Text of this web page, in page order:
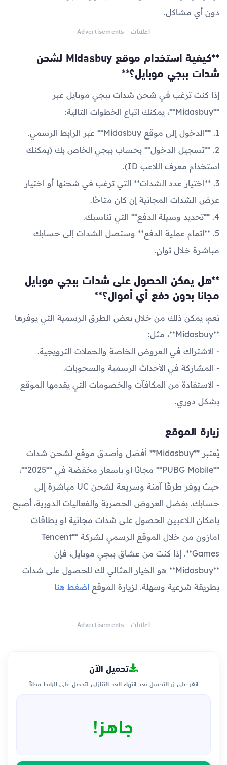
دون أي مشاكل.
اعلانات - Advertisements
**كيفية استخدام موقع Midasbuy لشحن
شدات ببجي موبايل؟**
إذا كنت ترغب في شحن شدات ببجي موبايل عبر
**Midasbuy**، يمكنك اتباع الخطوات التالية:
1. **الدخول إلى موقع Midasbuy** عبر الرابط الرسمي.
2. **تسجيل الدخول** بحساب ببجي الخاص بك (يمكنك
استخدام معرف اللاعب ID).
3. **اختيار عدد الشدات** التي ترغب في شحنها أو اختيار
عرض الشدات المجانية إن كان متاحًا.
4. **تحديد وسيلة الدفع** التي تناسبك.
5. **إتمام عملية الدفع** وستصل الشدات إلى حسابك
مباشرة خلال ثوانٍ.
**هل يمكن الحصول على شدات ببجي موبايل
مجانًا بدون دفع أي أموال؟**
نعم، يمكن ذلك من خلال بعض الطرق الرسمية التي يوفرها
**Midasbuy**، مثل:
- الاشتراك في العروض الخاصة والحملات الترويجية.
- المشاركة في الأحداث الرسمية والسحوبات.
- الاستفادة من المكافآت والخصومات التي يقدمها الموقع
بشكل دوري.
زيارة الموقع
يُعتبر **Midasbuy** أفضل وأصدق موقع لشحن شدات
**PUBG Mobile** مجانًا أو بأسعار مخفضة في **2025**،
حيث يوفر طرقًا آمنة وسريعة لشحن UC مباشرة إلى
حسابك. بفضل العروض الحصرية والفعاليات الدورية، أصبح
بإمكان اللاعبين الحصول على شدات مجانية أو بطاقات
أمازون من خلال الموقع الرسمي لشركة **Tencent
Games**. إذا كنت من عشاق ببجي موبايل، فإن
**Midasbuy** هو الخيار المثالي لك للحصول على شدات
بطريقة شرعية وسهلة. لزيارة الموقع اضغط هنا
اعلانات - Advertisements
تحميل الآن
انقر على زر التحميل بعد انتهاء العد التنازلي لتحصل على الرابط مجاناً
جاهز!